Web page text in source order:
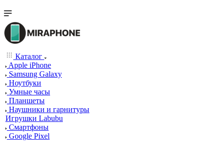
Каталог
Apple iPhone
Samsung Galaxy
Ноутбуки
Умные часы
Планшеты
Наушники и гарнитуры
Игрушки Labubu
Смартфоны
Google Pixel